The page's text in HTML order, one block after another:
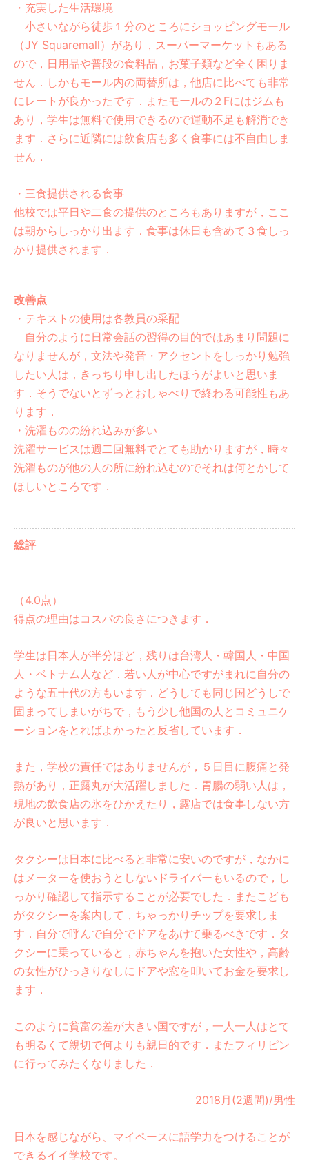
・充実した生活環境
小さいながら徒歩１分のところにショッピングモール
（JY Squaremall）があり，スーパーマーケットもある
ので，日用品や普段の食料品，お菓子類など全く困りま
せん．しかもモール内の両替所は，他店に比べても非常
にレートが良かったです．またモールの２Fにはジムも
あり，学生は無料で使用できるので運動不足も解消でき
ます．さらに近隣には飲食店も多く食事には不自由しま
せん．
・三食提供される食事
他校では平日や二食の提供のところもありますが，ここ
は朝からしっかり出ます．食事は休日も含めて３食しっ
かり提供されます．
改善点
・テキストの使用は各教員の采配
自分のように日常会話の習得の目的ではあまり問題に
なりませんが，文法や発音・アクセントをしっかり勉強
したい人は，きっちり申し出したほうがよいと思いま
す．そうでないとずっとおしゃべりで終わる可能性もあ
ります．
・洗濯ものの紛れ込みが多い
洗濯サービスは週二回無料でとても助かりますが，時々
洗濯ものが他の人の所に紛れ込むのでそれは何とかして
ほしいところです．
総評
（4.0点）
得点の理由はコスパの良さにつきます．
学生は日本人が半分ほど，残りは台湾人・韓国人・中国
人・ベトナム人など．若い人が中心ですがまれに自分の
ような五十代の方もいます．どうしても同じ国どうしで
固まってしまいがちで，もう少し他国の人とコミュニケ
ーションをとればよかったと反省しています．
また，学校の責任ではありませんが，５日目に腹痛と発
熱があり，正露丸が大活躍しました．胃腸の弱い人は，
現地の飲食店の氷をひかえたり，露店では食事しない方
が良いと思います．
タクシーは日本に比べると非常に安いのですが，なかに
はメーターを使おうとしないドライバーもいるので，し
っかり確認して指示することが必要でした．またこども
がタクシーを案内して，ちゃっかりチップを要求しま
す．自分で呼んで自分でドアをあけて乗るべきです．タ
クシーに乗っていると，赤ちゃんを抱いた女性や，高齢
の女性がひっきりなしにドアや窓を叩いてお金を要求し
ます．
このように貧富の差が大きい国ですが，一人一人はとて
も明るくて親切で何よりも親日的です．またフィリピン
に行ってみたくなりました．
2018月(2週間)/男性
日本を感じながら、マイペースに語学力をつけることが
できるイイ学校です。